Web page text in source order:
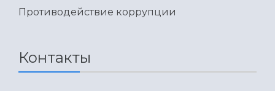
Официальные документы
Противодействие коррупции
Контакты